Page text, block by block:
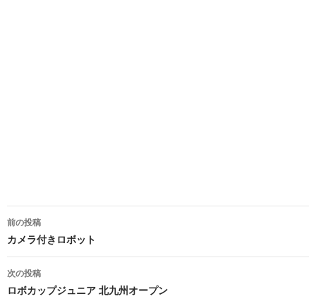
投
稿
ナ
ビ
前の投稿
カメラ付きロボット
次の投稿
ロボカップジュニア 北九州オープン